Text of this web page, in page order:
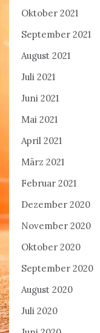
Oktober 2021
September 2021
August 2021
Juli 2021
Juni 2021
Mai 2021
April 2021
März 2021
Februar 2021
Dezember 2020
November 2020
Oktober 2020
September 2020
August 2020
Juli 2020